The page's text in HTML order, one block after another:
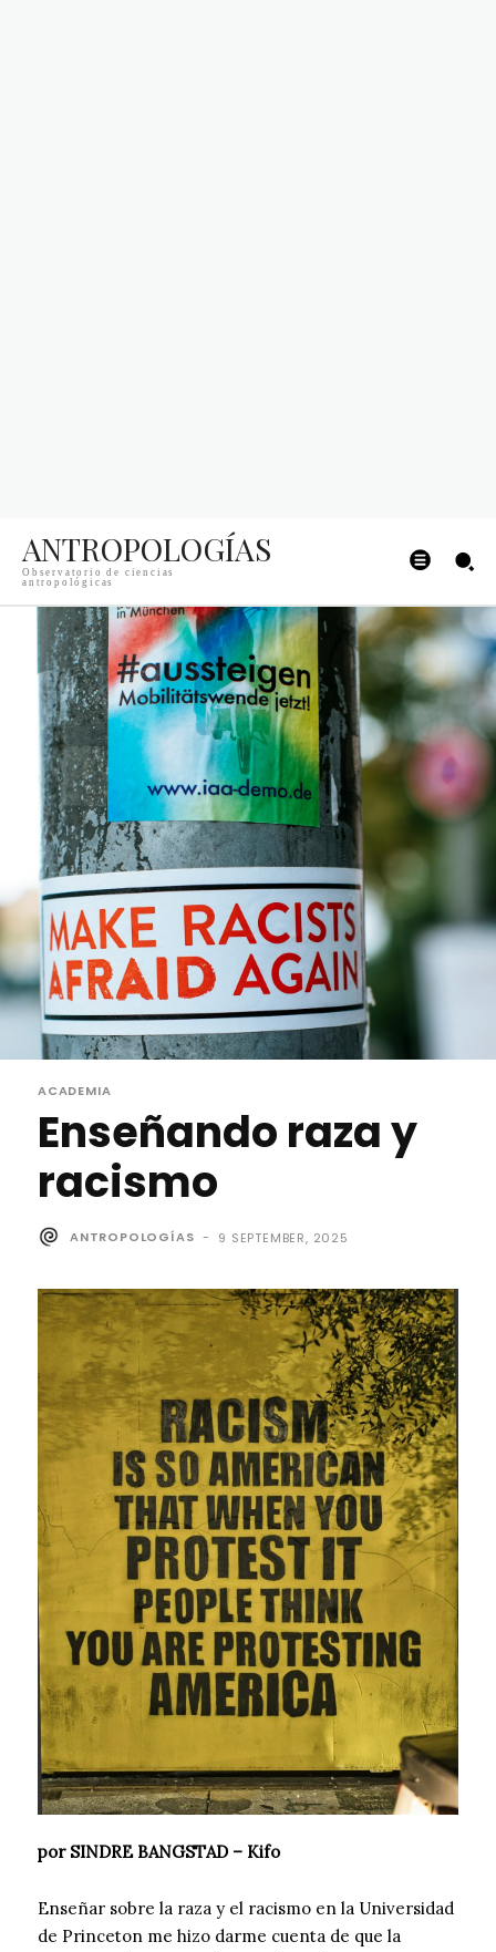
ANTROPOLOGÍAS
Observatorio de ciencias
antropológicas
ACADEMIA
Enseñando raza y
racismo
ANTROPOLOGÍAS - 9 SEPTEMBER, 2025
por SINDRE BANGSTAD – Kifo
Enseñar sobre la raza y el racismo en la Universidad
de Princeton me hizo darme cuenta de que la